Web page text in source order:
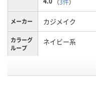
メーカー カジメイク
カラーグ
ループ
ネイビー系